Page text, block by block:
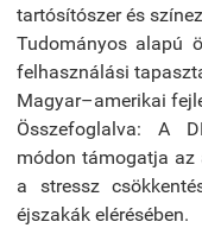
tartósítószer és
Tudományos alapú
felhasználási
Magyar–amerikai
Összefoglalva: A
módon támogatja az
a stressz
éjszakák elérésében.